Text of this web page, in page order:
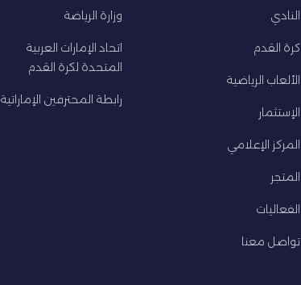
النادي
كرة القدم
الألعاب الرياضية
الإستثمار
المركز الإعلامي
المتجر
الفعاليات
تواصل معنا
وزارة الرياضة
اتحاد الإمارات العربية
المتحدة لكرة القدم
رابطة المحترفين الإماراتية